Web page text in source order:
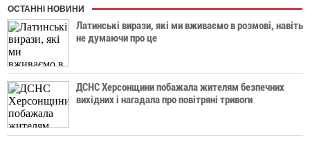
ОСТАННІ НОВИНИ
Латинські вирази, які ми вживаємо в розмові, навіть
не думаючи про це
ДСНС Херсонщини побажала жителям безпечних
вихідних і нагадала про повітряні тривоги